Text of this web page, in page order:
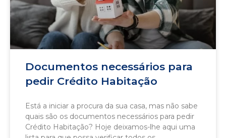
Documentos necessários para
pedir Crédito Habitação
Está a iniciar a procura da sua casa, mas não sabe
quais são os documentos necessários para pedir
Crédito Habitação? Hoje deixamos-lhe aqui uma